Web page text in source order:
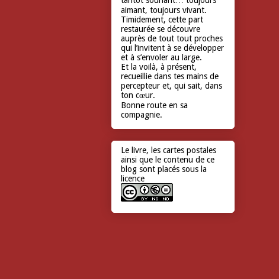
aimant, toujours vivant.
Timidement, cette part
restaurée se découvre
auprès de tout tout proches
qui l’invitent à se développer
et à s’envoler au large.
Et la voilà, à présent,
recueillie dans tes mains de
percepteur et, qui sait, dans
ton cœur.
Bonne route en sa
compagnie.
Le livre, les cartes postales
ainsi que le contenu de ce
blog sont placés sous la
licence